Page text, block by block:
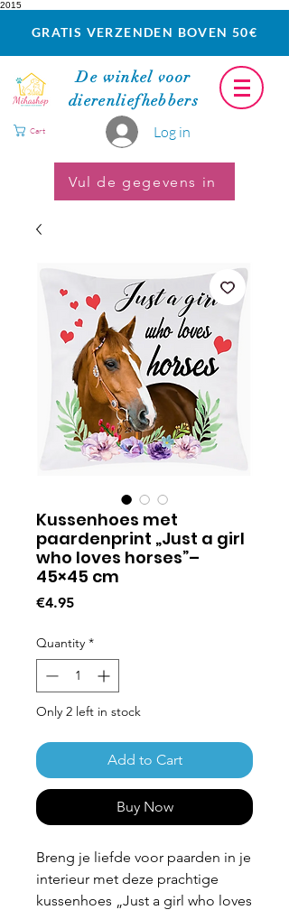
2015
GRATIS VERZENDEN BOVEN 50€
De winkel voor
dierenliefhebbers
Log in
Cart
Vul de gegevens in
Kussenhoes met
paardenprint „Just a girl
who loves horses”–
45×45 cm
€4.95Price
Quantity *
Only 2 left in stock
Add to Cart
Buy Now
Breng je liefde voor paarden in je
interieur met deze prachtige
kussenhoes „Just a girl who loves